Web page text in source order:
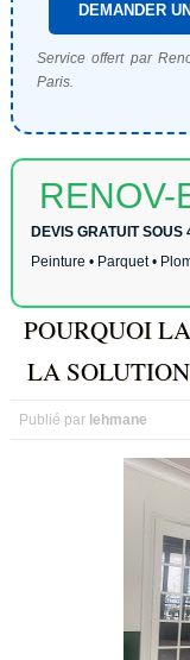
DEMANDER
Service offert par
Paris.
RENOV-
DEVIS GRATUIT SOUS
Peinture • Parquet •
POURQUOI
LA
Publié par lehmane